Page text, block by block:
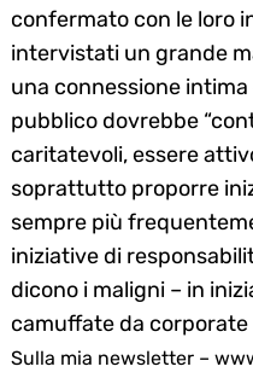
confermato con le loro
intervistati un grande
una connessione
pubblico dovrebbe
caritatevoli, essere
soprattutto proporre
sempre più
iniziative di
dicono i maligni – in
camuffate da
Sulla mia newsletter –